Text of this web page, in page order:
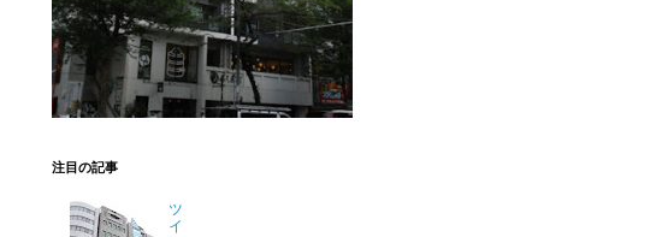
注目の記事
ツ
イ